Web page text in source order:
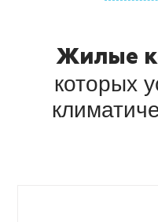
Жилые
которых